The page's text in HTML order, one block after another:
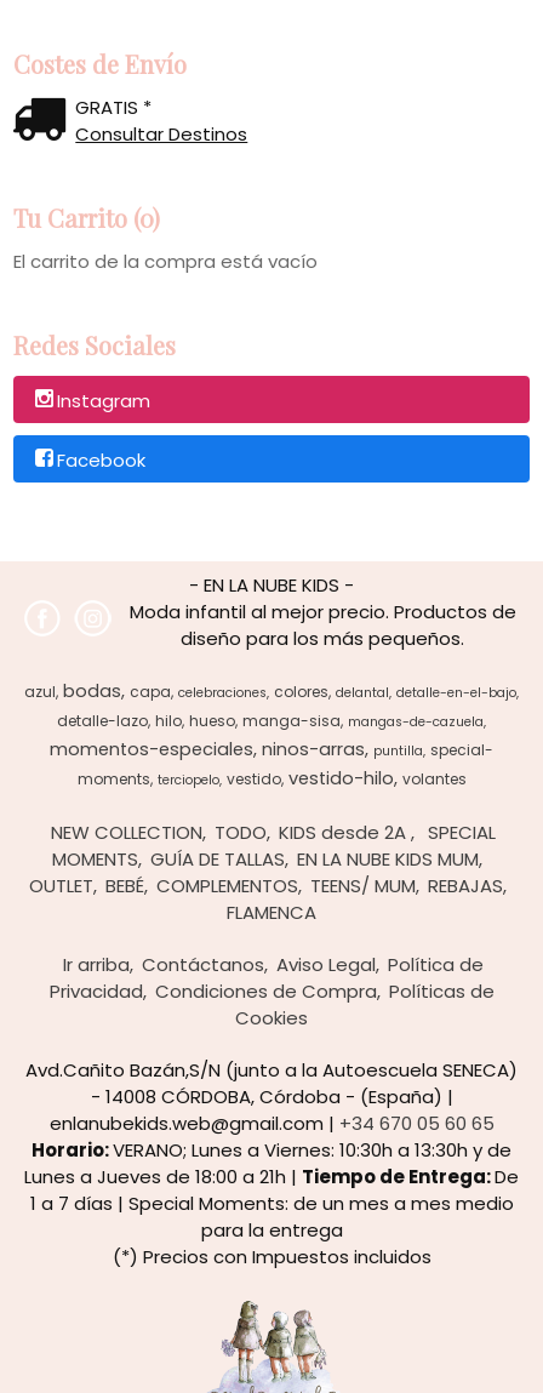
Costes de Envío
GRATIS *
Consultar Destinos
Tu Carrito (0)
El carrito de la compra está vacío
Redes Sociales
Instagram
Facebook
- EN LA NUBE KIDS -
Moda infantil al mejor precio. Productos de
diseño para los más pequeños.
azul bodas capa celebraciones colores delantal detalle-en-el-bajo
detalle-lazo hilo hueso manga-sisa mangas-de-cazuela
momentos-especiales ninos-arras puntilla special-
moments terciopelo vestido vestido-hilo volantes
NEW COLLECTION TODO KIDS desde 2A
SPECIAL
MOMENTS GUÍA DE TALLAS EN LA NUBE KIDS MUM
OUTLET BEBÉ COMPLEMENTOS TEENS/ MUM REBAJAS
FLAMENCA
Ir arriba Contáctanos Aviso Legal Política de
Privacidad Condiciones de Compra Políticas de
Cookies
Avd.Cañito Bazán,S/N (junto a la Autoescuela SENECA)
- 14008 CÓRDOBA, Córdoba - (España) |
enlanubekids.web@gmail.com | +34 670 05 60 65
Horario:VERANO; Lunes a Viernes: 10:30h a 13:30h y de
Lunes a Jueves de 18:00 a 21h | Tiempo de Entrega:De
1 a 7 días | Special Moments: de un mes a mes medio
para la entrega
(*) Precios con Impuestos incluidos